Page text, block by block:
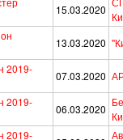
15.03.2020
13.03.2020
2019-
07.03.2020
2019-
06.03.2020
2019-